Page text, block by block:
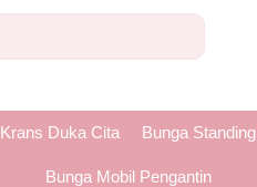
Krans Duka Cita Bunga Standing
Bunga Mobil Pengantin